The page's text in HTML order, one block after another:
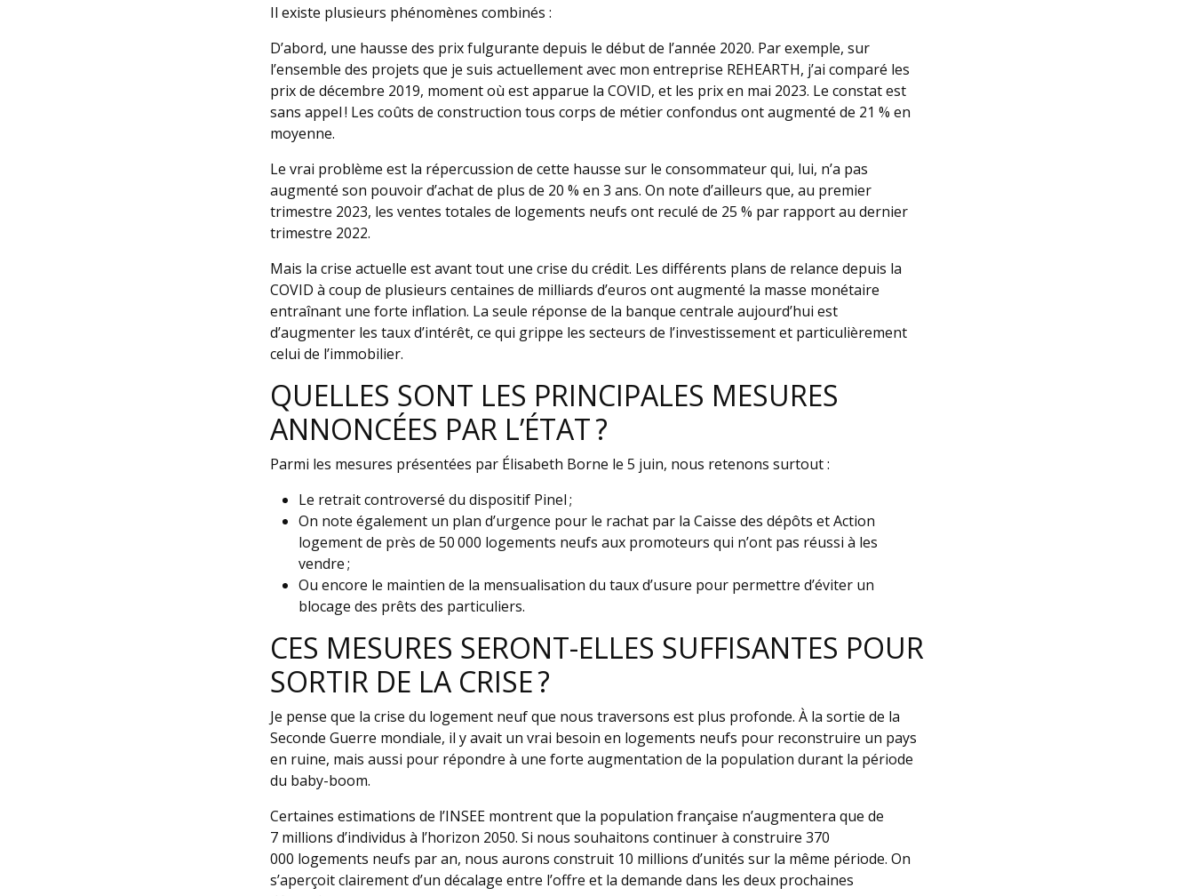
Il existe plusieurs phénomènes combinés :
D’abord, une hausse des prix fulgurante depuis le début de l’année 2020. Par exemple, sur
l’ensemble des projets que je suis actuellement avec mon entreprise REHEARTH, j’ai comparé les
prix de décembre 2019, moment où est apparue la COVID, et les prix en mai 2023. Le constat est
sans appel ! Les coûts de construction tous corps de métier confondus ont augmenté de 21 % en
moyenne.
Le vrai problème est la répercussion de cette hausse sur le consommateur qui, lui, n’a pas
augmenté son pouvoir d’achat de plus de 20 % en 3 ans. On note d’ailleurs que, au premier
trimestre 2023, les ventes totales de logements neufs ont reculé de 25 % par rapport au dernier
trimestre 2022.
Mais la crise actuelle est avant tout une crise du crédit. Les différents plans de relance depuis la
COVID à coup de plusieurs centaines de milliards d’euros ont augmenté la masse monétaire
entraînant une forte inflation. La seule réponse de la banque centrale aujourd’hui est
d’augmenter les taux d’intérêt, ce qui grippe les secteurs de l’investissement et particulièrement
celui de l’immobilier.
QUELLES SONT LES PRINCIPALES MESURES
ANNONCÉES PAR L’ÉTAT ?
Parmi les mesures présentées par Élisabeth Borne le 5 juin, nous retenons surtout :
Le retrait controversé du dispositif Pinel ;
On note également un plan d’urgence pour le rachat par la Caisse des dépôts et Action
logement de près de 50 000 logements neufs aux promoteurs qui n’ont pas réussi à les
vendre ;
Ou encore le maintien de la mensualisation du taux d’usure pour permettre d’éviter un
blocage des prêts des particuliers.
CES MESURES SERONT-ELLES SUFFISANTES POUR
SORTIR DE LA CRISE ?
Je pense que la crise du logement neuf que nous traversons est plus profonde. À la sortie de la
Seconde Guerre mondiale, il y avait un vrai besoin en logements neufs pour reconstruire un pays
en ruine, mais aussi pour répondre à une forte augmentation de la population durant la période
du baby-boom.
Certaines estimations de l’INSEE montrent que la population française n’augmentera que de
7 millions d’individus à l’horizon 2050. Si nous souhaitons continuer à construire 370
000 logements neufs par an, nous aurons construit 10 millions d’unités sur la même période. On
s’aperçoit clairement d’un décalage entre l’offre et la demande dans les deux prochaines